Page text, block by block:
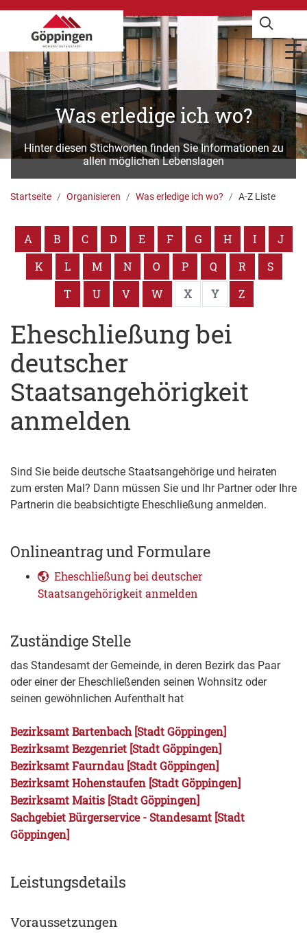
Was erledige ich wo?
Hinter diesen Stichworten finden Sie Informationen zu
allen möglichen Lebenslagen
Startseite Organisieren Was erledige ich wo? A-Z Liste
A B C D E F G H I
J
K
L M N O P Q R
S
T
U V W X Y Z
Eheschließung bei
deutscher
Staatsangehörigkeit
anmelden
Sind Sie beide deutsche Staatsangehörige und heiraten
zum ersten Mal? Dann müssen Sie und Ihr Partner oder Ihre
Partnerin die beabsichtigte Eheschließung anmelden.
Onlineantrag und Formulare
Eheschließung bei deutscher
Staatsangehörigkeit anmelden
Zuständige Stelle
das Standesamt der Gemeinde, in deren Bezirk das Paar
oder einer der Eheschließenden seinen Wohnsitz oder
seinen gewöhnlichen Aufenthalt hat
Bezirksamt Bartenbach [Stadt Göppingen]
Bezirksamt Bezgenriet [Stadt Göppingen]
Bezirksamt Faurndau [Stadt Göppingen]
Bezirksamt Hohenstaufen [Stadt Göppingen]
Bezirksamt Maitis [Stadt Göppingen]
Sachgebiet Bürgerservice - Standesamt [Stadt
Göppingen]
Leistungsdetails
Voraussetzungen